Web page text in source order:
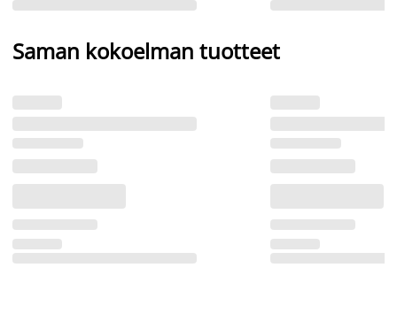
Saman kokoelman tuotteet